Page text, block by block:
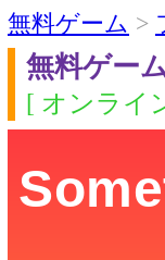
無料ゲーム >
無料ゲー
[ オンライ